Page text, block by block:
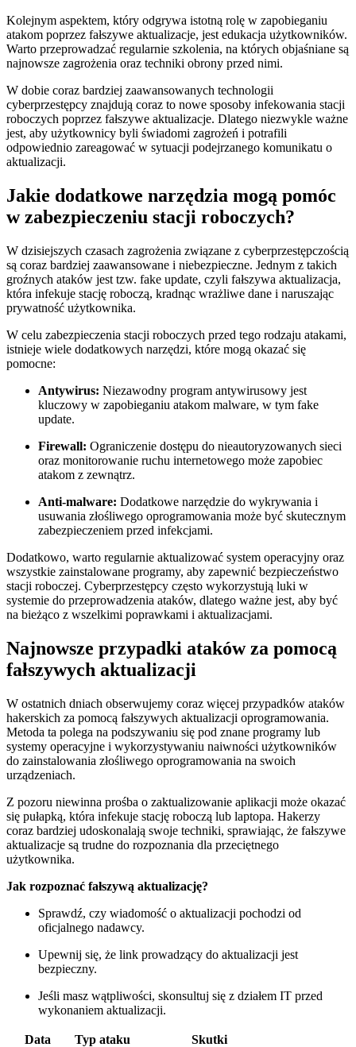
Kolejnym aspektem, który odgrywa istotną rolę w zapobieganiu
atakom poprzez fałszywe aktualizacje, jest edukacja użytkowników.
Warto przeprowadzać⁤ regularnie szkolenia, na których objaśniane są
najnowsze zagrożenia oraz techniki obrony przed nimi.
W dobie coraz bardziej zaawansowanych technologii
cyberprzestępcy znajdują coraz to nowe sposoby⁣ infekowania stacji
roboczych poprzez fałszywe aktualizacje. Dlatego niezwykle ważne
jest, aby⁢ użytkownicy byli świadomi zagrożeń i potrafili
odpowiednio zareagować⁣ w sytuacji podejrzanego komunikatu o
aktualizacji.
Jakie dodatkowe narzędzia mogą⁣ pomóc
w zabezpieczeniu stacji roboczych?
W dzisiejszych czasach zagrożenia związane z cyberprzestępczością⁢
są coraz bardziej zaawansowane i niebezpieczne.⁤ Jednym z ‍takich ​
groźnych ataków jest tzw. fake update, czyli fałszywa aktualizacja,
która infekuje stację roboczą, kradnąc ​wrażliwe dane i naruszając
prywatność użytkownika.
W celu⁣ zabezpieczenia stacji roboczych‍ przed tego rodzaju atakami,
istnieje wiele dodatkowych⁤ narzędzi, które mogą okazać się
pomocne:
Antywirus: Niezawodny⁣ program antywirusowy jest
kluczowy w zapobieganiu atakom malware, w tym fake
update.
Firewall: ⁣Ograniczenie dostępu do ⁣nieautoryzowanych sieci
oraz monitorowanie ruchu internetowego może zapobiec
atakom z zewnątrz.
Anti-malware: Dodatkowe narzędzie do wykrywania i
usuwania złośliwego oprogramowania może być skutecznym
zabezpieczeniem przed infekcjami.
Dodatkowo,⁢ warto regularnie aktualizować system ⁤operacyjny oraz
wszystkie zainstalowane ⁤programy, aby zapewnić bezpieczeństwo⁢
stacji roboczej. Cyberprzestępcy⁣ często wykorzystują luki w
systemie do przeprowadzenia ataków, dlatego ważne jest, aby​ być
na bieżąco z wszelkimi poprawkami i aktualizacjami.
Najnowsze przypadki ataków za pomocą
fałszywych aktualizacji
W ostatnich dniach obserwujemy coraz więcej przypadków ataków
hakerskich‍ za pomocą ⁣fałszywych aktualizacji oprogramowania.
Metoda ta polega na podszywaniu się pod znane programy lub
systemy​ operacyjne i wykorzystywaniu naiwności‍ użytkowników
do ‌zainstalowania złośliwego ‌oprogramowania na swoich
urządzeniach.
Z pozoru niewinna prośba o zaktualizowanie aplikacji może okazać
się pułapką, która infekuje stację roboczą lub laptopa.⁢ Hakerzy
coraz bardziej udoskonalają swoje techniki, sprawiając, że fałszywe
aktualizacje są trudne do⁤ rozpoznania dla ⁣przeciętnego
użytkownika.
Jak rozpoznać ⁤fałszywą aktualizację?
Sprawdź, czy wiadomość o aktualizacji pochodzi ⁣od
oficjalnego nadawcy.
Upewnij się, że link prowadzący do⁢ aktualizacji jest
bezpieczny.
Jeśli masz wątpliwości, skonsultuj się z działem IT‍ przed⁤
wykonaniem aktualizacji.
Data Typ ataku Skutki